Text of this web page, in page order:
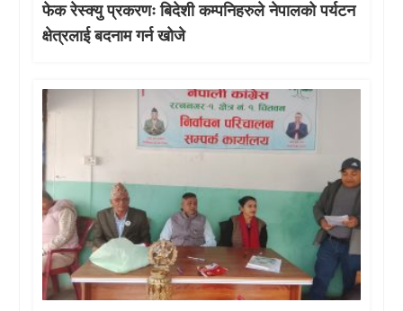
फेक रेस्क्यु प्रकरणः बिदेशी कम्पनिहरुले नेपालको पर्यटन
क्षेत्रलाई बदनाम गर्न खोजे